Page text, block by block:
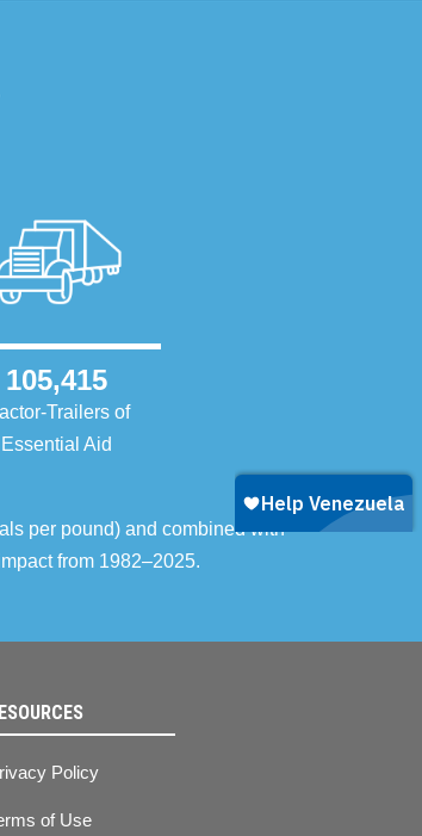
105,415
Trailers of
Essential Aid
per pound) and combined with
from 1982–2025.
Policy
of Use